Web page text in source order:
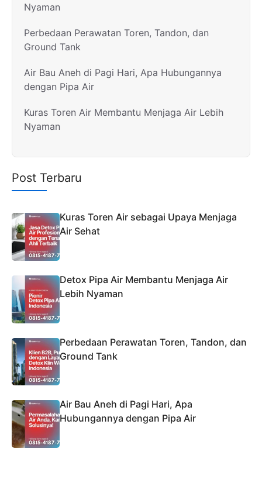
Nyaman
Perbedaan Perawatan Toren, Tandon, dan
Ground Tank
Air Bau Aneh di Pagi Hari, Apa Hubungannya
dengan Pipa Air
Kuras Toren Air Membantu Menjaga Air Lebih
Nyaman
Post Terbaru
Kuras Toren Air sebagai Upaya Menjaga
Air Sehat
Detox Pipa Air Membantu Menjaga Air
Lebih Nyaman
Perbedaan Perawatan Toren, Tandon, dan
Ground Tank
Air Bau Aneh di Pagi Hari, Apa
Hubungannya dengan Pipa Air